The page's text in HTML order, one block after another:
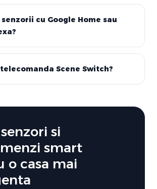
cu Google Home sau
Scene Switch?
si
smart
o casa mai